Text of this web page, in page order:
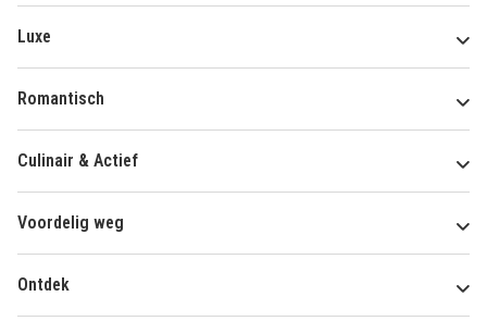
Luxe
Romantisch
Culinair & Actief
Voordelig weg
Ontdek